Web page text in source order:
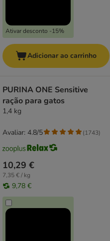
Ativar desconto -15%
Adicionar ao carrinho
PURINA ONE Sensitive
ração para gatos
1,4 kg
10,29 €
7,35 € / kg
9,78 €
Avaliar: 4.8/5 (1743)